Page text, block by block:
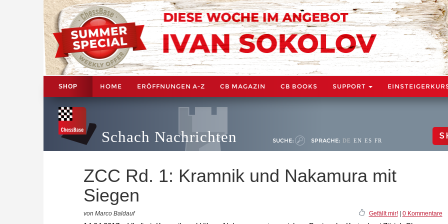
SHOP HOME ERÖFFNUNGEN A-Z CB MAGAZIN CB BOOKS SUPPORT
Schach Nachrichten SUCHE: SPRACHE: DE EN ES FR
ZCC Rd. 1: Kramnik und Nakamura mit
Siegen
von Marco Baldauf Gefällt mir!| 0 Kommentare